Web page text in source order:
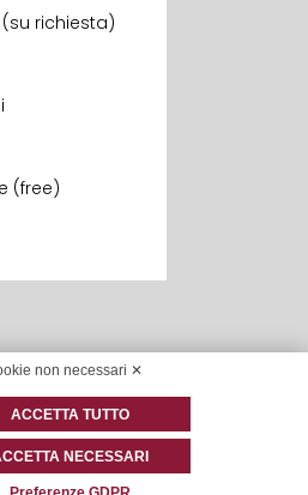
richiesta)
(free)
non necessari ✕
ACCETTA TUTTO
NECESSARI